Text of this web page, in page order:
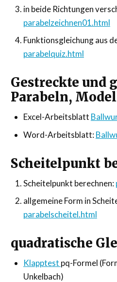
in beide Richtungen
parabelzeichnen01.html
Funktionsgleichung aus
parabelquiz.html
Gestreckte und
Parabeln,
Excel-Arbeitsblatt
Word-Arbeitsblatt:
Scheitelpunkt
Scheitelpunkt berechnen:
allgemeine Form in
parabelscheitel.html
quadratische
Klapptest pq-Formel
Unkelbach)